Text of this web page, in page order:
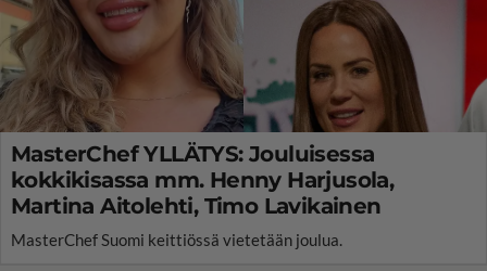
MasterChef YLLÄTYS: Jouluisessa
kokkikisassa mm. Henny Harjusola,
Martina Aitolehti, Timo Lavikainen
MasterChef Suomi keittiössä vietetään joulua.